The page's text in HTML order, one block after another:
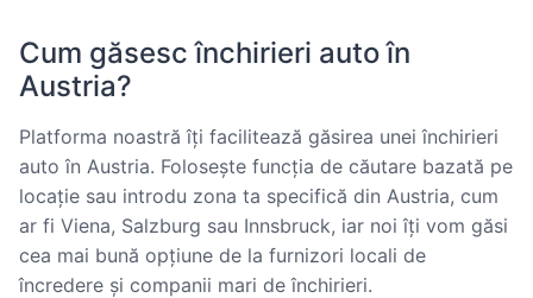
Cum găsesc închirieri auto în
Austria?
Platforma noastră îți facilitează găsirea unei închirieri
auto în Austria. Folosește funcția de căutare bazată pe
locație sau introdu zona ta specifică din Austria, cum
ar fi Viena, Salzburg sau Innsbruck, iar noi îți vom găsi
cea mai bună opțiune de la furnizori locali de
încredere și companii mari de închirieri.